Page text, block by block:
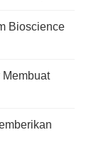
Bioscience